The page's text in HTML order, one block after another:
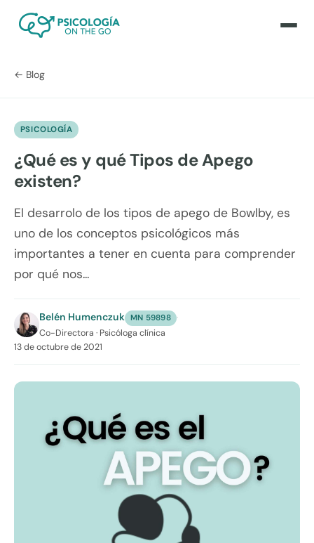
← Blog
PSICOLOGÍA
¿Qué es y qué Tipos de Apego
existen?
El desarrolo de los tipos de apego de Bowlby, es
uno de los conceptos psicológicos más
importantes a tener en cuenta para comprender
por qué nos...
Belén Humenczuk MN 59898 ·
Co-Directora · Psicóloga clínica
13 de octubre de 2021